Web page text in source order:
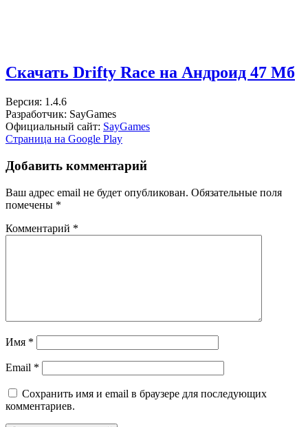
Скачать Drifty Race на Андроид 47 Мб
Версия: 1.4.6
Разработчик: SayGames
Официальный сайт: SayGames
Страница на Google Play
Добавить комментарий
Ваш адрес email не будет опубликован. Обязательные поля
помечены *
Комментарий *
Имя *
Email *
Сохранить имя и email в браузере для последующих
комментариев.